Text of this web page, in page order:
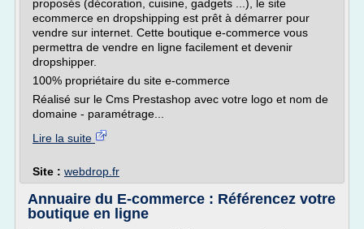
proposés (décoration, cuisine, gadgets ...), le site
ecommerce en dropshipping est prêt à démarrer pour
vendre sur internet. Cette boutique e-commerce vous
permettra de vendre en ligne facilement et devenir
dropshipper.
100% propriétaire du site e-commerce
Réalisé sur le Cms Prestashop avec votre logo et nom de
domaine - paramétrage...
Lire la suite
Site : webdrop.fr
Annuaire du E-commerce : Référencez votre
boutique en ligne